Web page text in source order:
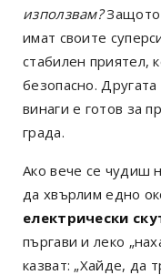
използвам?Защото
имат своите
стабилен приятел,
безопасно.
винаги е готов за
града.
Ако вече се чудиш
да хвърлим едно
електрически
пъргави и леко
казват: „Хайде, да